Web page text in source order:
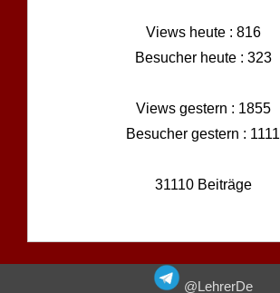
Views heute : 816
Besucher heute : 323
Views gestern : 1855
Besucher gestern : 1111
31110 Beiträge
@LehrerDe